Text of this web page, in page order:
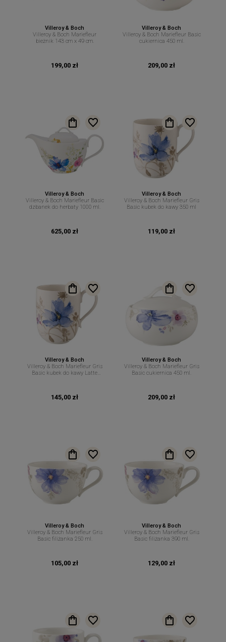
Villeroy & Boch
Villeroy & Boch Mariefleur
bieżnik 143 cm x 49 cm.
199,00 zł
Villeroy & Boch
Villeroy & Boch Mariefleur Basic
cukiernica 450 ml.
209,00 zł
Villeroy & Boch
Villeroy & Boch Mariefleur Basic
dzbanek do herbaty 1000 ml.
625,00 zł
Villeroy & Boch
Villeroy & Boch Mariefleur Gris
Basic kubek do kawy 350 ml
119,00 zł
Villeroy & Boch
Villeroy & Boch Mariefleur Gris
Basic kubek do kawy Latte
145,00 zł
Villeroy & Boch
Villeroy & Boch Mariefleur Gris
Basic cukiernica 450 ml.
209,00 zł
Villeroy & Boch
Villeroy & Boch Mariefleur Gris
Basic filiżanka 250 ml.
105,00 zł
Villeroy & Boch
Villeroy & Boch Mariefleur Gris
Basic filiżanka 390 ml.
129,00 zł